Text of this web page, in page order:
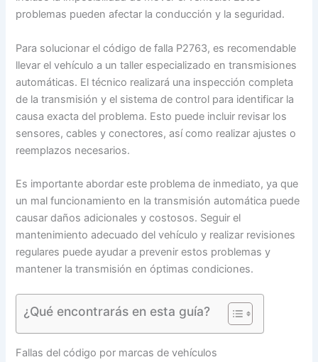
problemas pueden afectar la conducción y la seguridad.
Para solucionar el código de falla P2763, es recomendable
llevar el vehículo a un taller especializado en transmisiones
automáticas. El técnico realizará una inspección completa
de la transmisión y el sistema de control para identificar la
causa exacta del problema. Esto puede incluir revisar los
sensores, cables y conectores, así como realizar ajustes o
reemplazos necesarios.
Es importante abordar este problema de inmediato, ya que
un mal funcionamiento en la transmisión automática puede
causar daños adicionales y costosos. Seguir el
mantenimiento adecuado del vehículo y realizar revisiones
regulares puede ayudar a prevenir estos problemas y
mantener la transmisión en óptimas condiciones.
¿Qué encontrarás en esta guía?
Fallas del código por marcas de vehículos